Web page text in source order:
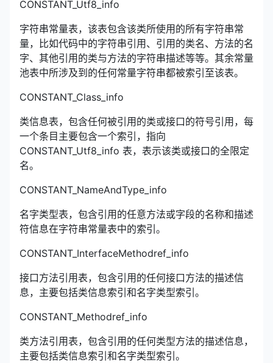
CONSTANT_Utf8_info
字符串常量表，该表包含该类所使用的所有字符串常
量，比如代码中的字符串引用、引用的类名、方法的名
字、其他引用的类与方法的字符串描述等等。其余常量
池表中所涉及到的任何常量字符串都被索引至该表。
CONSTANT_Class_info
类信息表，包含任何被引用的类或接口的符号引用，每
一个条目主要包含一个索引，指向
CONSTANT_Utf8_info 表，表示该类或接口的全限定
名。
CONSTANT_NameAndType_info
名字类型表，包含引用的任意方法或字段的名称和描述
符信息在字符串常量表中的索引。
CONSTANT_InterfaceMethodref_info
接口方法引用表，包含引用的任何接口方法的描述信
息，主要包括类信息索引和名字类型索引。
CONSTANT_Methodref_info
类方法引用表，包含引用的任何类型方法的描述信息，
主要包括类信息索引和名字类型索引。